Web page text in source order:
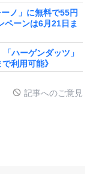
ノ」に無料で55円
ペーンは6月21日ま
ハーゲンダッツ」
利用可能》
記事へのご意見